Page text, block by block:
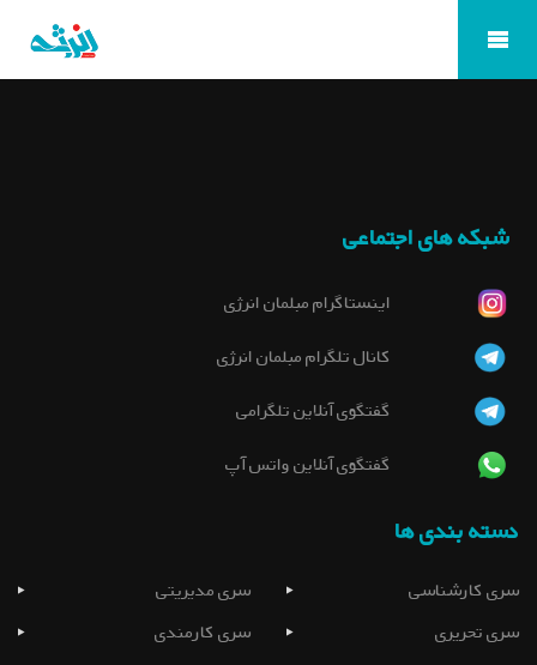
شبکه های اجتماعی
اینستاگرام مبلمان انرژی
کانال تلگرام مبلمان انرژی
گفتگوی آنلاین تلگرامی
گفتگوی آنلاین واتس آپ
دسته بندی ها
سری مدیریتی
سری کارشناسی
سری کارمندی
سری تحریری